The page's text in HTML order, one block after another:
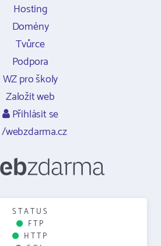
Hosting
Domény
Tvůrce
Podpora
WZ pro školy
Založit web
Přihlásit se
/webzdarma.cz
STATUS
FTP
HTTP